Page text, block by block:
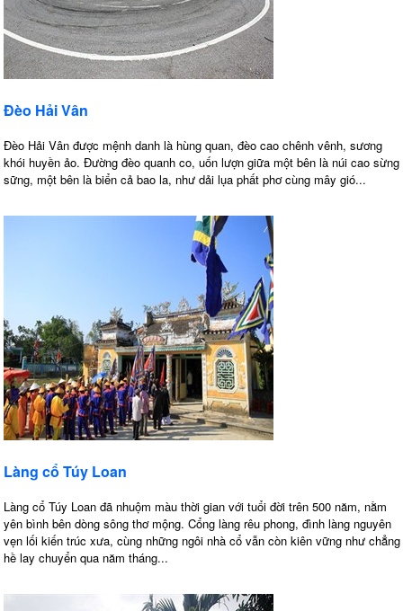
Đèo Hải Vân
Đèo Hải Vân được mệnh danh là hùng quan, đèo cao chênh vênh, sương
khói huyền ảo. Đường đèo quanh co, uốn lượn giữa một bên là núi cao sừng
sững, một bên là biển cả bao la, như dải lụa phất phơ cùng mây gió...
Làng cổ Túy Loan
Làng cổ Túy Loan đã nhuộm màu thời gian với tuổi đời trên 500 năm, nằm
yên bình bên dòng sông thơ mộng. Cổng làng rêu phong, đình làng nguyên
vẹn lối kiến trúc xưa, cùng những ngôi nhà cổ vẫn còn kiên vững như chẳng
hề lay chuyển qua năm tháng...